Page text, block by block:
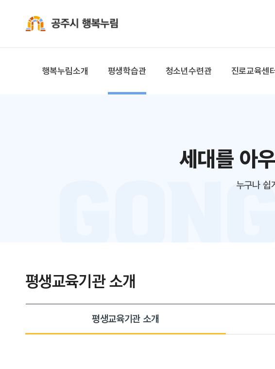
행복누림소개 평생학습관 청소년수련관 진로교육센터
세대를 아
누구나 쉽
평생교육기관 소개
평생교육기관 소개